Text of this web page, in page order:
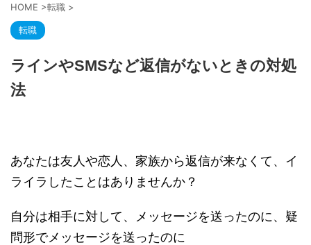
HOME >転職 >
転職
ラインやSMSなど返信がないときの対処
法
あなたは友人や恋人、家族から返信が来なくて、イ
ライラしたことはありませんか？
自分は相手に対して、メッセージを送ったのに、疑
問形でメッセージを送ったのに